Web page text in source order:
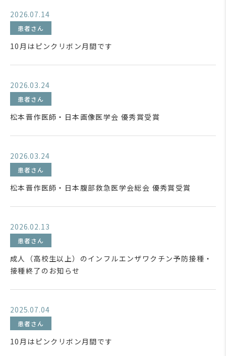
2026.07.14
患者さん
10月はピンクリボン月間です
2026.03.24
患者さん
松本晋作医師・日本画像医学会 優秀賞受賞
2026.03.24
患者さん
松本晋作医師・日本腹部救急医学会総会 優秀賞受賞
2026.02.13
患者さん
成人（高校生以上）のインフルエンザワクチン予防接種・
接種終了のお知らせ
2025.07.04
患者さん
10月はピンクリボン月間です